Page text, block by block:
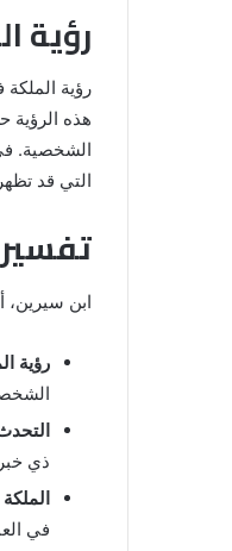
رؤية
رؤية
هذه الرؤية
الشخصية.
التي قد
ابن سيرين،
رؤية
ذي
في
رؤية
الحمام
المنام:
دلالات
وتفسيرات
سيرين